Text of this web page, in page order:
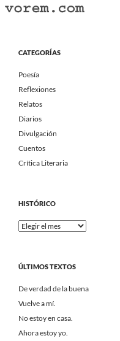
Saltar
Portal Literario Independiente
CATEGORÍAS
Poesía
Reflexiones
Relatos
Diarios
Divulgación
Cuentos
Crítica Literaria
HISTÓRICO
Histórico
ÚLTIMOS TEXTOS
De verdad de la buena
Vuelve a mí.
No estoy en casa.
Ahora estoy yo.